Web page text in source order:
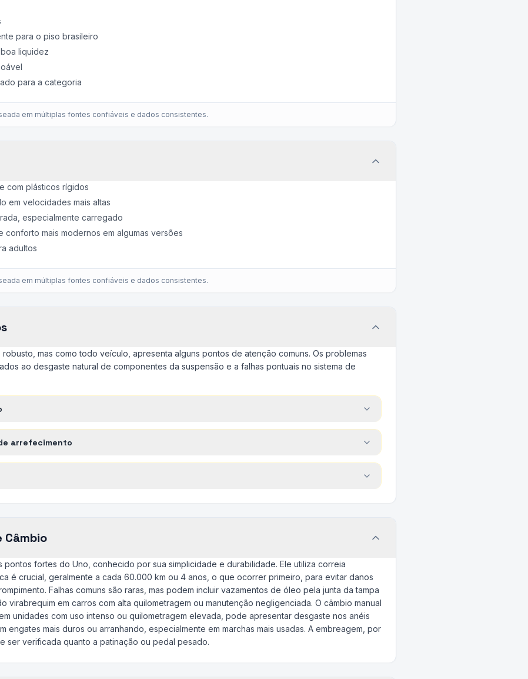
para o piso brasileiro
liquidez
para a categoria
em múltiplas fontes confiáveis e dados consistentes.
com plásticos rígidos
em velocidades mais altas
especialmente carregado
conforto mais modernos em algumas versões
adultos
em múltiplas fontes confiáveis e dados consistentes.
robusto, mas como todo veículo, apresenta alguns pontos de atenção comuns. Os problemas
ao desgaste natural de componentes da suspensão e a falhas pontuais no sistema de
arrefecimento
Câmbio
pontos fortes do Uno, conhecido por sua simplicidade e durabilidade. Ele utiliza correia
é crucial, geralmente a cada 60.000 km ou 4 anos, o que ocorrer primeiro, para evitar danos
Falhas comuns são raras, mas podem incluir vazamentos de óleo pela junta da tampa
virabrequim em carros com alta quilometragem ou manutenção negligenciada. O câmbio manual
unidades com uso intenso ou quilometragem elevada, pode apresentar desgaste nos anéis
engates mais duros ou arranhando, especialmente em marchas mais usadas. A embreagem, por
ser verificada quanto a patinação ou pedal pesado.